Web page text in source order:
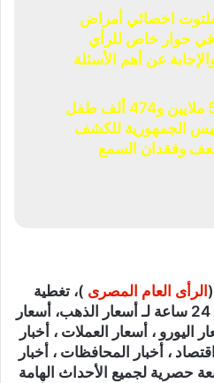
اخصائي أمراض
في حوار خاص للرأي
عن أهم الأسئلة
الصحة: فحص 5 ملايين و474 ألف طفل
الجمهورية للكشف
وفقدان السمع
الرأى العام المصرى )، تغطية
ورصدًا مستمرًّا على مدار الـ 24 ساعة لـ أسعار الذهب، أسعار
اليورو ، أسعار العملات ، أخبار
، أخبار المحافظات ، أخبار
حصرية لجميع الأحداث الهامة